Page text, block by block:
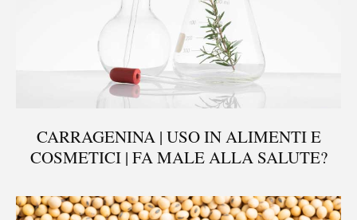
CARRAGENINA | USO IN ALIMENTI E
COSMETICI | FA MALE ALLA SALUTE?